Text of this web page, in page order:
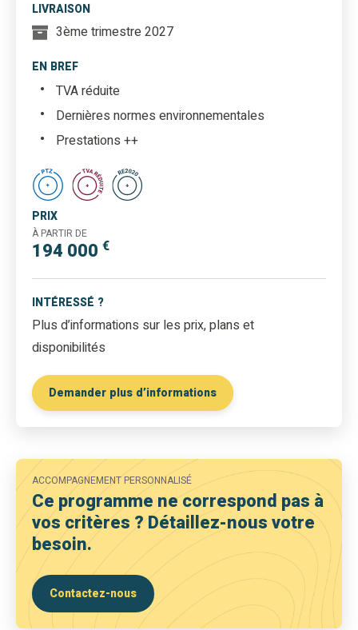
LIVRAISON
3ème trimestre 2027
EN BREF
TVA réduite
Dernières normes environnementales
Prestations ++
PRIX
À PARTIR DE
194 000 €
INTÉRESSÉ ?
Plus d’informations sur les prix, plans et
disponibilités
Demander plus d’informations
ACCOMPAGNEMENT PERSONNALISÉ
Ce programme ne correspond pas à
vos critères ? Détaillez-nous votre
besoin.
Contactez-nous